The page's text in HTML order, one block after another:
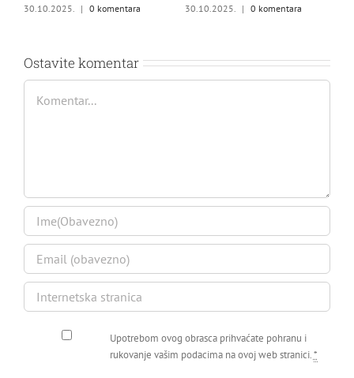
30.10.2025. | 0 komentara 30.10.2025. | 0 komentara
Ostavite komentar
Comment
Upotrebom ovog obrasca prihvaćate pohranu i
rukovanje vašim podacima na ovoj web stranici.*